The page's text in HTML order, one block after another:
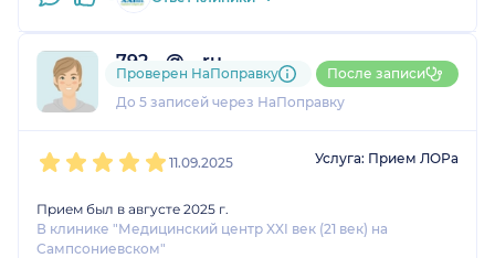
хотел услышать мнение
второго врача, который
в свою очередь
792....@....ru
1 оценка
До 5 записей через НаПоправку
Проверен НаПоправку После записи
11.09.2025 Услуга: Прием ЛОРа
Прием был в августе 2025 г.
В клинике "Медицинский центр XXI век (21 век) на
Сампсониевском"